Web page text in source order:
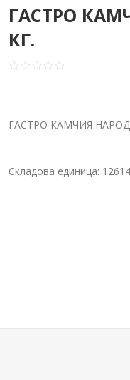
ГАСТРО
КГ.
ГАСТРО КАМЧИЯ
Складова единица: 12614